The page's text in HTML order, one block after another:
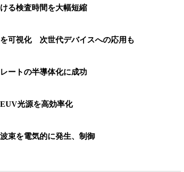
る検査時間を大幅短縮
可視化 次世代デバイスへの応用も
ートの半導体化に成功
光源を高効率化
束を電気的に発生、制御